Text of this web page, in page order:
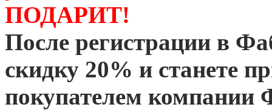
ПОДАРИТ!
После регистрации в
скидку 20% и станете
покупателем компании